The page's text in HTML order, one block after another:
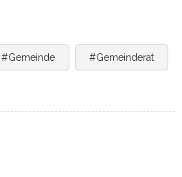
#Gemeinde #Gemeinderat